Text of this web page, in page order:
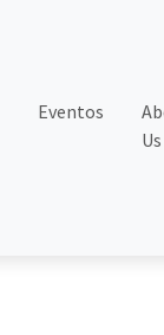
Eventos
Us